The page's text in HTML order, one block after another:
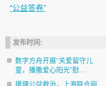
“公益答卷”
发布时间:
数字方舟开展“关爱留守儿
童，播撒爱心阳光”慰...
援疆公益救治，上海联合丽